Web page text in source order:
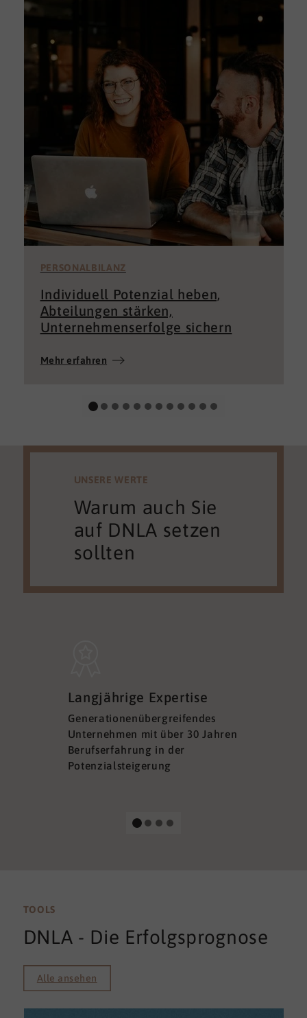
PERSONALBILANZ
Individuell Potenzial heben,
Abteilungen stärken,
Unternehmenserfolge sichern
Mehr erfahren
UNSERE WERTE
Warum auch Sie
auf DNLA setzen
sollten
Langjährige Expertise
Generationenübergreifendes
Unternehmen mit über 30 Jahren
Berufserfahrung in der
Potenzialsteigerung
TOOLS
DNLA - Die Erfolgsprognose
Alle ansehen